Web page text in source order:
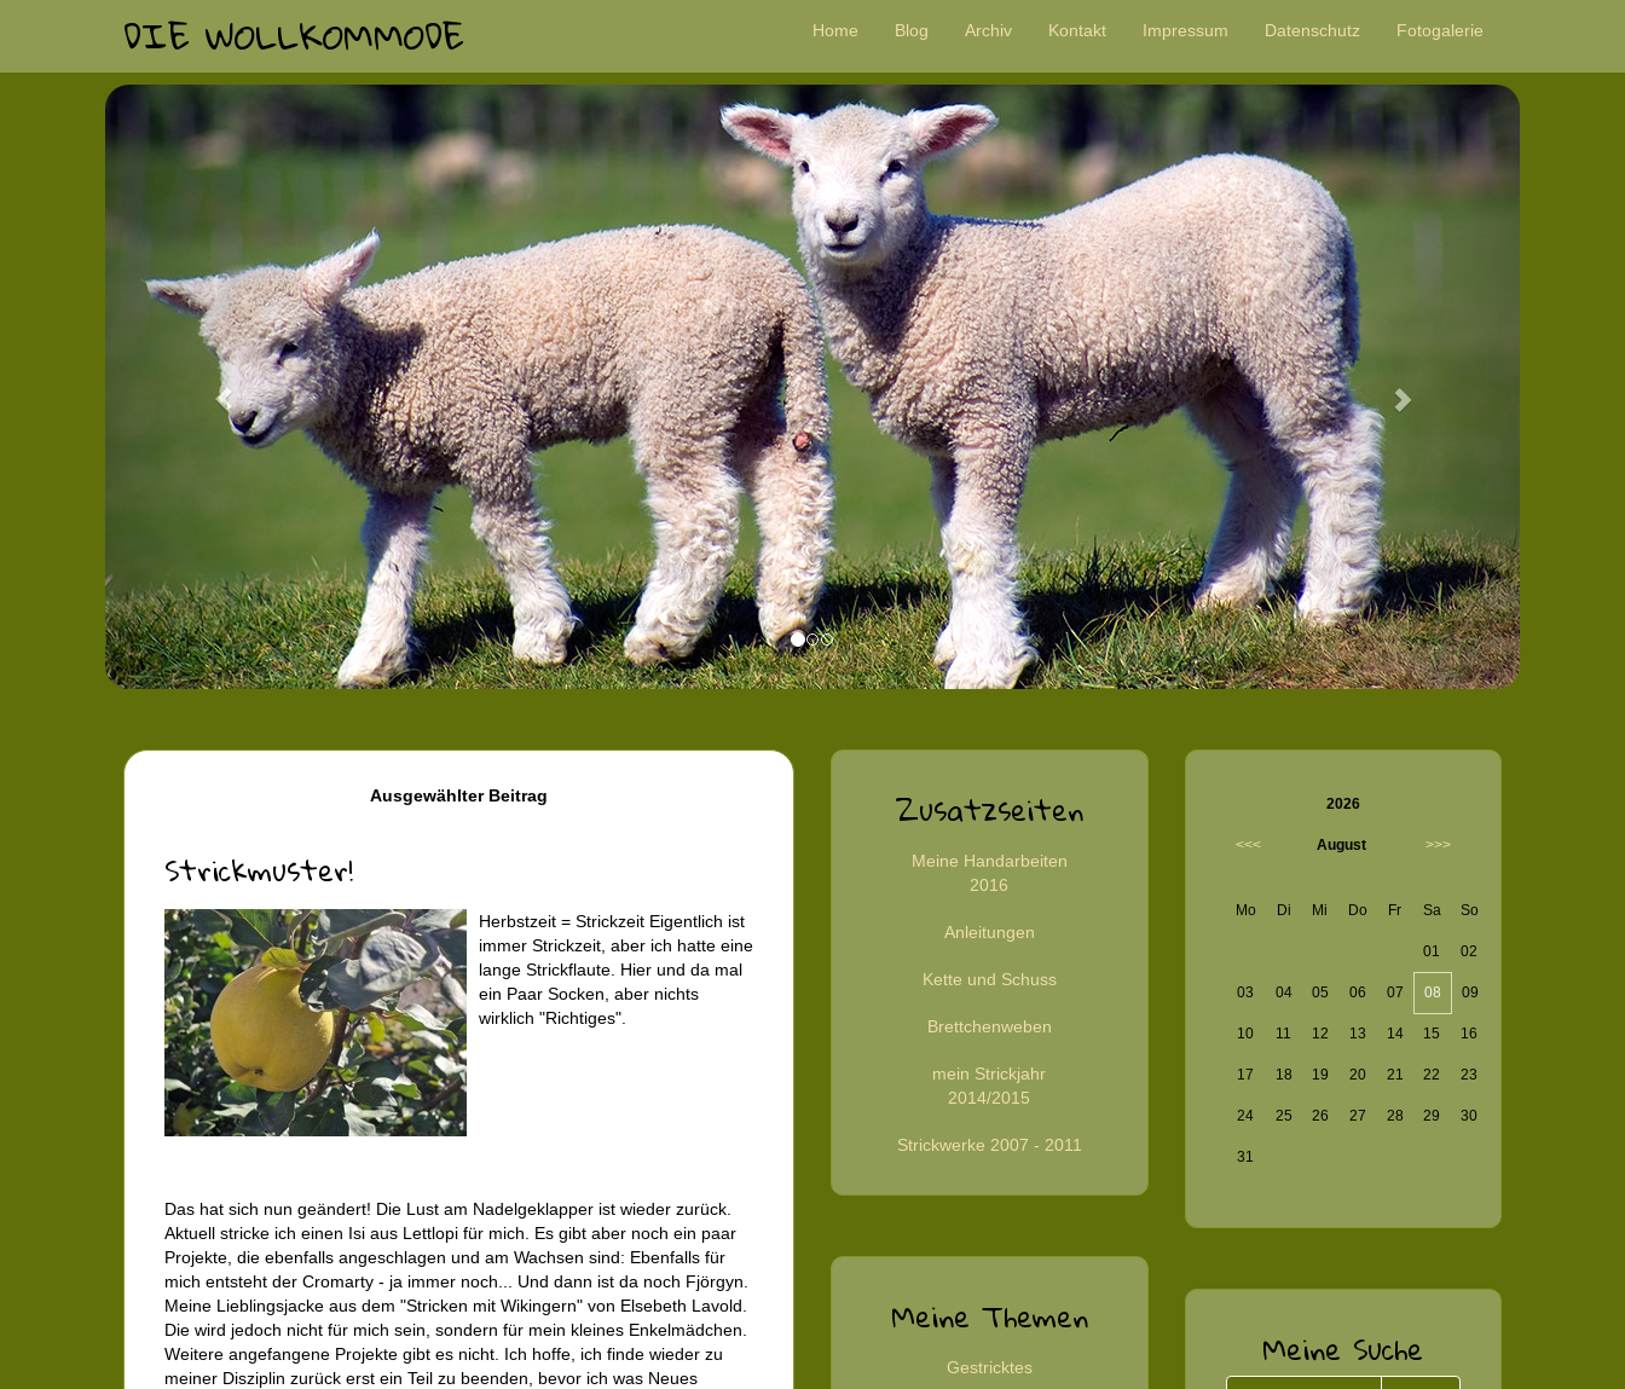
DIE WOLLKOMMODE Home Blog Archiv Kontakt Impressum Datenschutz Fotogalerie
Previous
Ausgewählter Beitrag
Strickmuster!
Herbstzeit = Strickzeit Eigentlich ist
immer Strickzeit, aber ich hatte eine
lange Strickflaute. Hier und da mal
ein Paar Socken, aber nichts
wirklich "Richtiges".
Das hat sich nun geändert! Die Lust am Nadelgeklapper ist wieder zurück.
Aktuell stricke ich einen Isi aus Lettlopi für mich. Es gibt aber noch ein paar
Projekte, die ebenfalls angeschlagen und am Wachsen sind: Ebenfalls für
mich entsteht der Cromarty - ja immer noch... Und dann ist da noch Fjörgyn.
Meine Lieblingsjacke aus dem "Stricken mit Wikingern" von Elsebeth Lavold.
Die wird jedoch nicht für mich sein, sondern für mein kleines Enkelmädchen.
Weitere angefangene Projekte gibt es nicht. Ich hoffe, ich finde wieder zu
meiner Disziplin zurück erst ein Teil zu beenden, bevor ich was Neues
Zusatzseiten
Meine Handarbeiten
2016
Anleitungen
Kette und Schuss
Brettchenweben
mein Strickjahr
2014/2015
Strickwerke 2007 - 2011
Meine Themen
Gestricktes
2026
<<< August >>>
Mo Di Mi Do Fr Sa So
01 02
03 04 05 06 07 08 09
10 11 12 13 14 15 16
17 18 19 20 21 22 23
24 25 26 27 28 29 30
31
Meine Suche